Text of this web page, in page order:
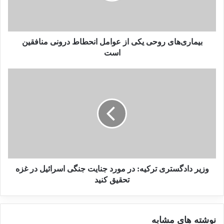
تبدیل این آتش‌بس موقت به آتش‌بس دائم و پایان یافتن
کامل این تجاوز هستند. مواضع جامعه جهانی هم این
کنفرانس مشترک اتحادیه عرب و سازمان همکاری
اسلامی در ریاض تشکیل شد، برگزار می‌شود، در این
جلسه همه اعضا برای تصویب قطعنامه‌ای درباره
برقراری آتش‌بس نهایت تلاش خود را به کار خواهند
بیماری‌های روحی یکی از عوامل انحطاط درونی منافقین
است
وزیر دادگستری ترکیه: در مورد جنایت جنگی اسرائیل در غزه
تحقیق کنید
نوشته های مشابه